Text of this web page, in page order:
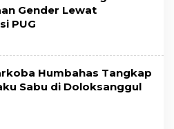
Gender Lewat
PUG
Humbahas Tangkap
Sabu di Doloksanggul